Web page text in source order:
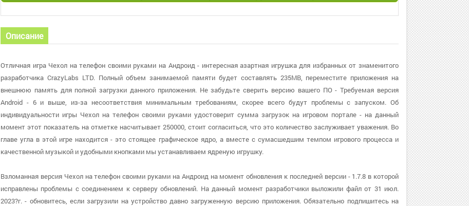
Описание
Отличная игра Чехол на телефон своими руками на Андроид - интересная азартная игрушка для избранных от знаменитого
разработчика CrazyLabs LTD. Полный объем занимаемой памяти будет составлять 235MB, переместите приложения на
внешнюю память для полной загрузки данного приложения. Не забудьте сверить версию вашего ПО - Требуемая версия
Android - 6 и выше, из-за несоответствия минимальным требованиям, скорее всего будут проблемы с запуском. Об
индивидуальности игры Чехол на телефон своими руками удостоверит сумма загрузок на игровом портале - на данный
момент этот показатель на отметке насчитывает 250000, стоит согласиться, что это количество заслуживает уважения. Во
главе угла в этой игре находится - это стоящее графическое ядро, а вместе с сумасшедшим темпом игрового процесса и
качественной музыкой и удобными кнопками мы устанавливаем ядреную игрушку.
Взломанная версия Чехол на телефон своими руками на Андроид на момент обновления к последней версии - 1.7.8 в которой
исправлены проблемы с соединением к серверу обновлений. На данный момент разработчики выложили файл от 31 июл.
2023?г. - обновитесь, если загрузили на устройство давно загруженную версию приложения. Обязательно подпишитесь на